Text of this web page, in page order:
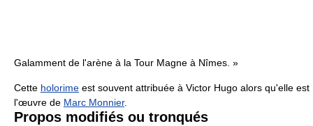
Galamment de l'arène à la Tour Magne à Nîmes. »
Cette holorime est souvent attribuée à Victor Hugo alors qu'elle est
l'œuvre de Marc Monnier.
Propos modifiés ou tronqués